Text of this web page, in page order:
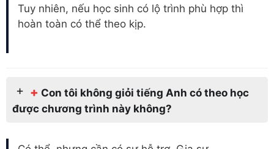
Tuy nhiên, nếu học sinh có lộ trình phù hợp thì
hoàn toàn có thể theo kịp.
+ Con tôi không giỏi tiếng Anh có theo học
được chương trình này không?